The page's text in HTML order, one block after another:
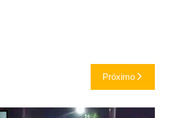
Próximo